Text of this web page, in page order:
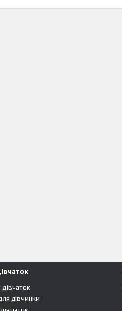
дівчаток
дівчинки